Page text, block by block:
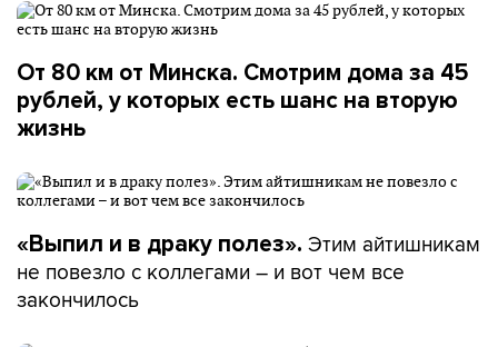
От 80 км от Минска. Смотрим дома за 45
рублей, у которых есть шанс на вторую
жизнь
«Выпил и в драку полез». Этим айтишникам
не повезло с коллегами – и вот чем все
закончилось